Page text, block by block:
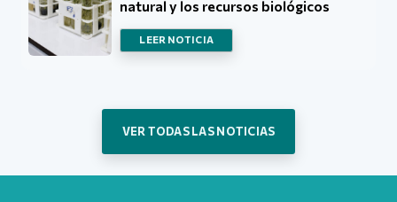
natural y los recursos biológicos
LEER NOTICIA
VER TODAS LAS NOTICIAS